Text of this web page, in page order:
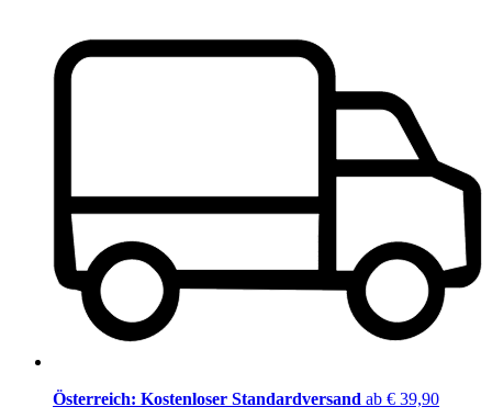
Österreich: Kostenloser Standardversand ab € 39,90